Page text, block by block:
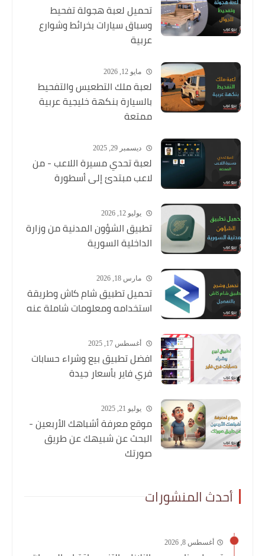
تحميل لعبة هجولة تفحيط
وسباق سيارات بخرائط وشوارع
عربية
مايو 12, 2026
لعبة ملك التطعيس والتفحيط
بالسيارة بنكهة خليجية عربية
ممتعة
ديسمبر 29, 2025
لعبة تحدي مسيرة اللاعب - من
لاعب مبتدئ إلى أسطورة
يوليو 12, 2026
تطبيق الشؤون المدنية من وزارة
الداخلية السورية
مارس 18, 2026
تحميل تطبيق شام كاش وطريقة
استخدامه ومعلومات شاملة عنه
أغسطس 17, 2025
افضل تطبيق بيع وشراء حسابات
فري فاير بأسعار جيدة
يوليو 21, 2025
موقع معرفة أشباهك الأربعين -
البحث عن شبيهك عن طريق
صورتك
أحدث المنشورات
أغسطس 8, 2026